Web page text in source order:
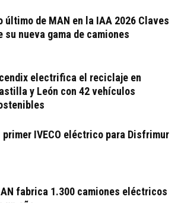
último de MAN en la IAA 2026 Claves
su nueva gama de camiones
electrifica el reciclaje en
y León con 42 vehículos
primer IVECO eléctrico para Disfrimur
fabrica 1.300 camiones eléctricos